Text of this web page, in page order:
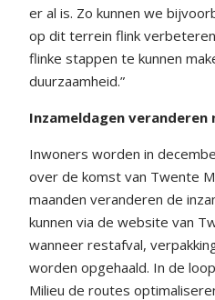
er al is. Zo kunnen we
op dit terrein flink
flinke stappen te kunnen
duurzaamheid.”
Inzameldagen veranderen
Inwoners worden in
over de komst van Twente
maanden veranderen de
kunnen via de website van
wanneer restafval,
worden opgehaald. In de
Milieu de routes